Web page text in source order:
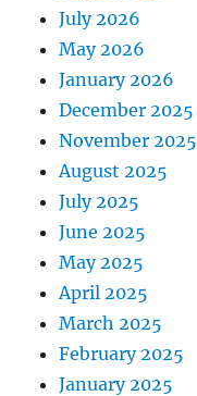
July 2026
May 2026
January 2026
December 2025
November 2025
August 2025
July 2025
June 2025
May 2025
April 2025
March 2025
February 2025
January 2025